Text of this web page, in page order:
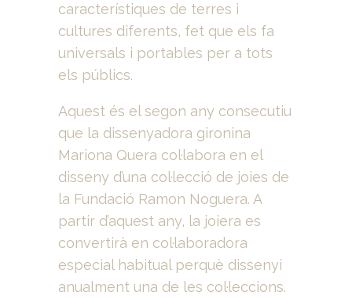
característiques de terres i
cultures diferents, fet que els fa
universals i portables per a tots
els públics.
Aquest és el segon any consecutiu
que la dissenyadora gironina
Mariona Quera col·labora en el
disseny d’una col·lecció de joies de
la Fundació Ramon Noguera. A
partir d’aquest any, la joiera es
convertirà en col·laboradora
especial habitual perquè dissenyi
anualment una de les col·leccions.